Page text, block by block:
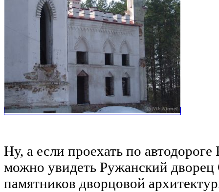
Ну, а если проехать по
можно увидеть Ружанский
памятников дворцовой